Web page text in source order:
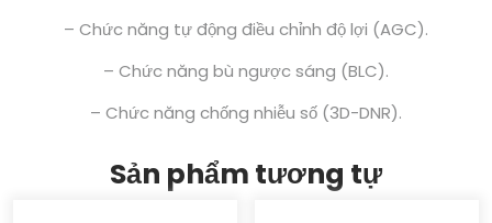
– Chức năng tự động điều chỉnh độ lợi (AGC).
– Chức năng bù ngược sáng (BLC).
– Chức năng chống nhiễu số (3D-DNR).
Sản phẩm tương tự